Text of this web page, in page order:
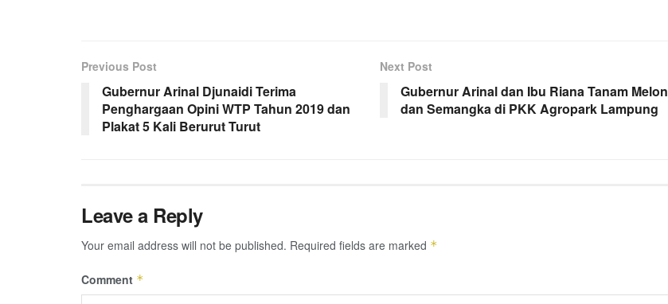
Previous Post
Gubernur Arinal Djunaidi Terima
Penghargaan Opini WTP Tahun 2019 dan
Plakat 5 Kali Berurut Turut
Next Post
Gubernur Arinal dan Ibu Riana Tanam Melon
dan Semangka di PKK Agropark Lampung
Leave a Reply
Your email address will not be published. Required fields are marked *
Comment *